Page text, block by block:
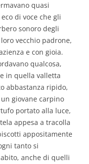
quasi
di voce che gli
sonoro degli
vecchio padrone,
e con gioia.
qualcosa,
in quella valletta
abbastanza ripido,
giovane carpino
portato alla luce,
appesa a tracolla
appositamente
tanto si
anche di quelli